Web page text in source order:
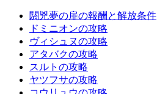
閼兇夢の扉の報酬と解放条件
ドミニオンの攻略
ヴィシュヌの攻略
アタバクの攻略
スルトの攻略
ヤツフサの攻略